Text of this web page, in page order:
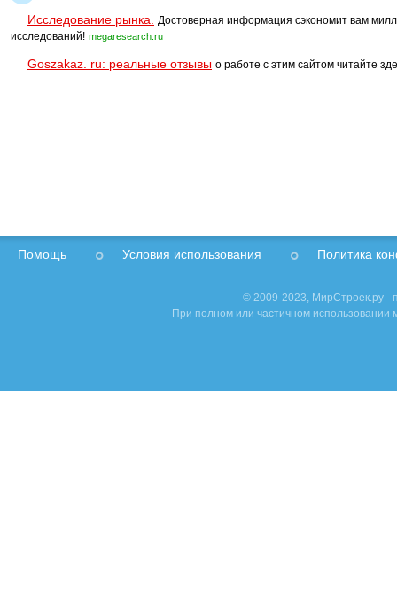
Исследование рынка.
Достоверная информация сэкономит вам
исследований! megaresearch.ru
Goszakaz. ru: реальные отзывы о работе с этим сайтом читайте
Помощь Условия использования Политика
© 2009-2023, МирСтроек.ру -
При полном или частичном использовании